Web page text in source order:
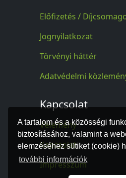
A tartalom és a közösségi
biztosításához, valamint a
elemzéséhez sütiket (cookie)
további információk
Előfizetés /
Jognyilatkozat
Törvényi háttér
Adatvédelmi
Kapcsolat
Vélemény
Kapcsolat
Impresszum